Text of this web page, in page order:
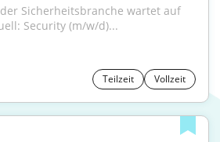
Sicherheitsbranche wartet auf
Security (m/w/d)...
Teilzeit Vollzeit